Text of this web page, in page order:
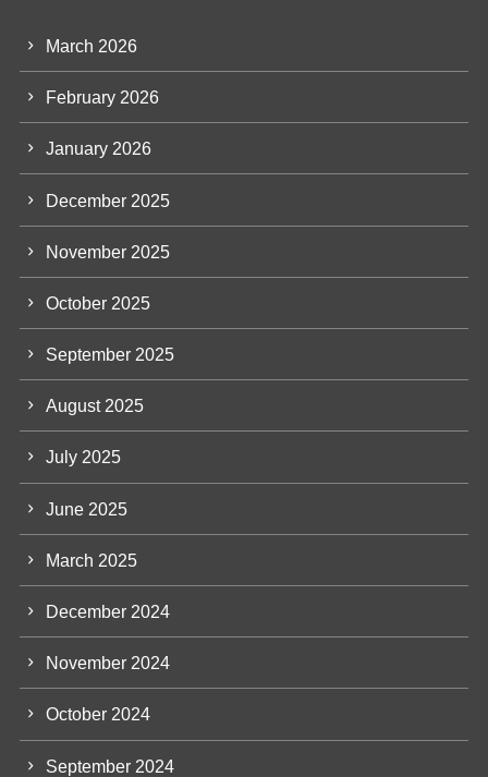
March 2026
February 2026
January 2026
December 2025
November 2025
October 2025
September 2025
August 2025
July 2025
June 2025
March 2025
December 2024
November 2024
October 2024
September 2024